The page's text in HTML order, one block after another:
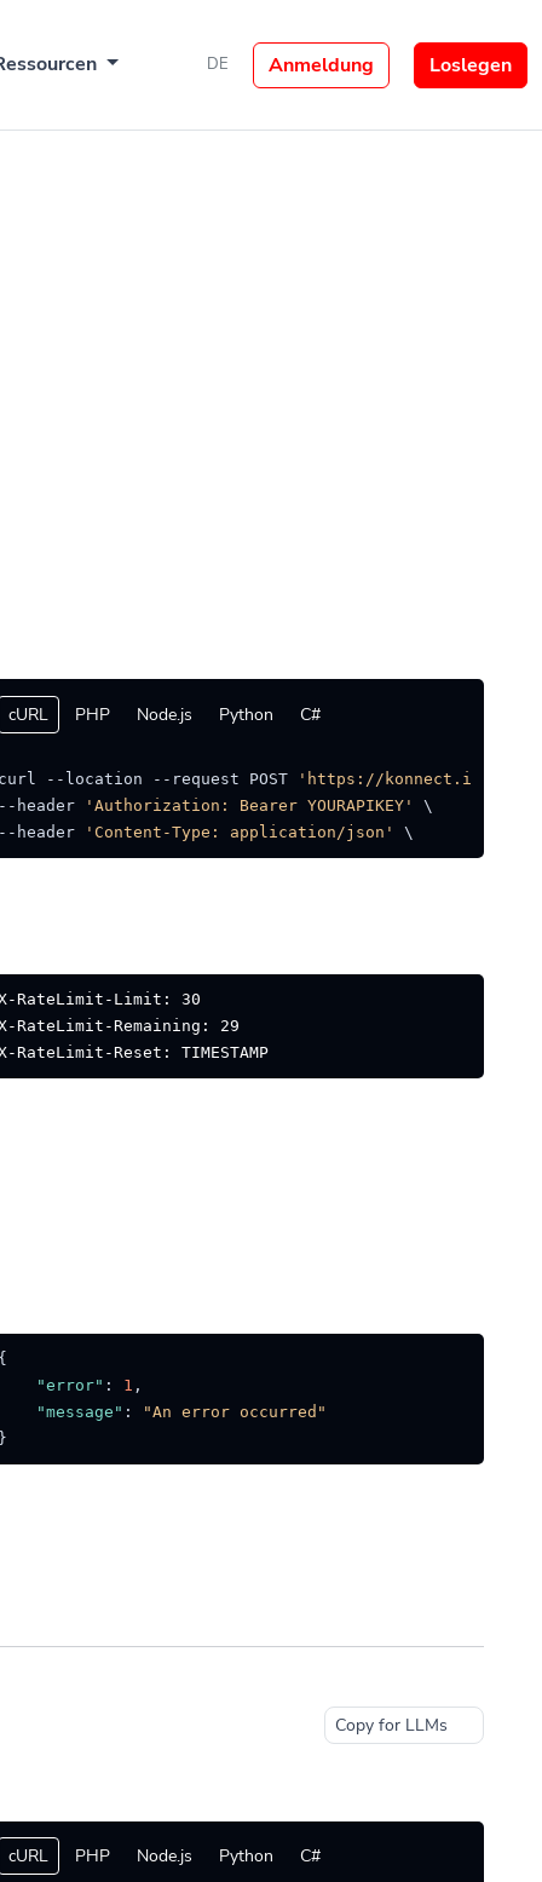
DE Anmeldung Loslegen
cURL PHP Node.js Python C#
curl --location --request POST
'https://konnect.ing/api/
--header
'Authorization: Bearer YOURAPIKEY'
\
--header
'Content-Type: application/json' \
RateLimit-Limit: 30
RateLimit-Remaining: 29
RateLimit-Reset: TIMESTAMP
{
"error" : 1 ,
"message" :
"An error occurred"
}
Copy for LLMs
cURL PHP Node.js Python C#